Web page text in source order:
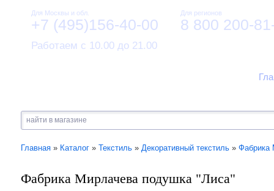
Для Москвы и обл.
+7 (495)156-40-00
Для регионов
8 800 200-
Работаем с 10.00 до 21.00
Главная» Каталог» Текстиль» Декоративный текстиль» Фабрика
Фабрика Мирлачева подушка "Лиса"